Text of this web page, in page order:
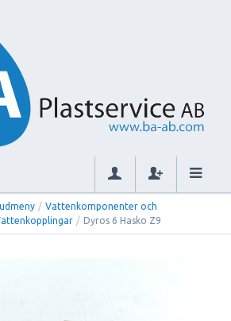
/ Vattenkomponenter och
/ Dyros 6 Hasko Z9